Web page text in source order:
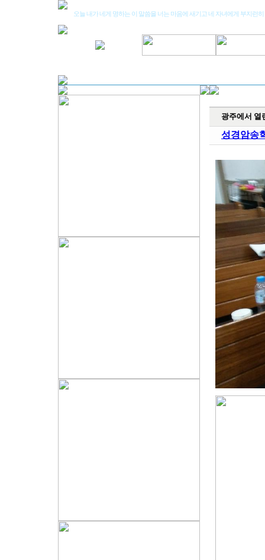
오늘 내가 네게 명하는 이 말씀을 너는 마음에 새기고 네 자녀에게 부지런
광주에서 열
성경암송